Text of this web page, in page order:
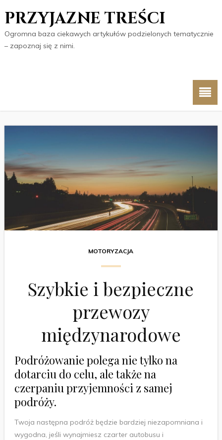
PRZYJAZNE TREŚCI
Ogromna baza ciekawych artykułów podzielonych tematycznie
– zapoznaj się z nimi.
MOTORYZACJA
Szybkie i bezpieczne
przewozy
międzynarodowe
Podróżowanie polega nie tylko na
dotarciu do celu, ale także na
czerpaniu przyjemności z samej
podróży.
Twoja następna podróż będzie bardziej niezapomniana i
wygodna, jeśli wynajmiesz czarter autobusu i